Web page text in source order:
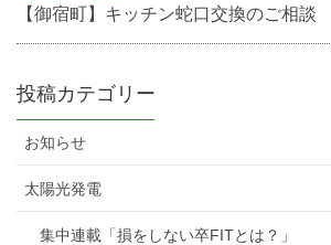
【御宿町】キッチン蛇口交換のご相談
投稿カテゴリー
お知らせ
太陽光発電
集中連載「損をしない卒FITとは？」